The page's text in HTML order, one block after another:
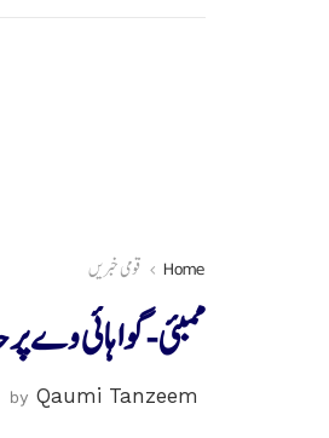
Home قومی خبریں
ممبئی-گوا ہائی وے پر
by Qaumi Tanzeem